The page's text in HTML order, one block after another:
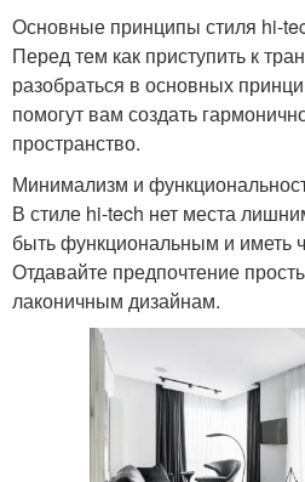
Основные принципы стиля hi-
Перед тем как приступить к
разобраться в основных
помогут вам создать
пространство.
Минимализм и
В стиле hi-tech нет места
быть функциональным и иметь
Отдавайте предпочтение
лаконичным дизайнам.